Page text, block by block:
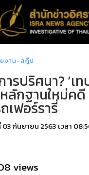
งาน-สกู๊ป
รปริศนา? ‘เ
ลักฐานใหม่คดี
เฟอร์รารี่
กันยายน 2563 เวลา
views